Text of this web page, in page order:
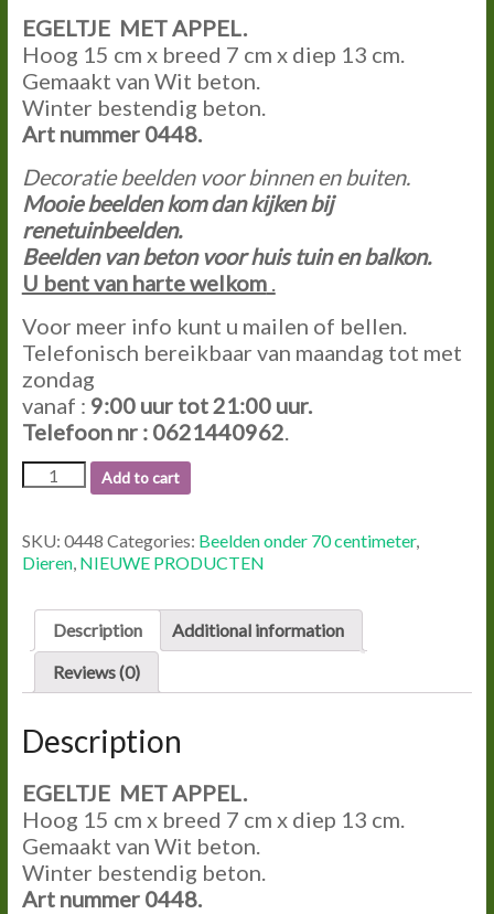
EGELTJE MET APPEL.
Hoog 15 cm x breed 7 cm x diep 13 cm.
Gemaakt van Wit beton.
Winter bestendig beton.
Art nummer 0448.
Decoratie beelden voor binnen en buiten.
Mooie beelden kom dan kijken bij
renetuinbeelden.
Beelden van beton voor huis tuin en balkon.
U bent van harte welkom.
Voor meer info kunt u mailen of bellen.
Telefonisch bereikbaar van maandag tot met
zondag
vanaf : 9:00uur tot21:00uur.
Telefoon nr : 0621440962.
0448
EGELTJE
APPEL.
quantity
Add to cart
SKU: 0448 Categories: Beelden onder 70 centimeter,
Dieren, NIEUWE PRODUCTEN
Description
Additional information
Reviews (0)
Description
EGELTJE MET APPEL.
Hoog 15 cm x breed 7 cm x diep 13 cm.
Gemaakt van Wit beton.
Winter bestendig beton.
Art nummer 0448.